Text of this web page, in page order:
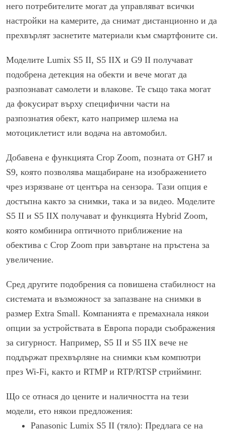
него потребителите могат да управляват всички
настройки на камерите, да снимат дистанционно и да
прехвърлят заснетите материали към смартфоните си.
Моделите Lumix S5 II, S5 IIX и G9 II получават
подобрена детекция на обекти и вече могат да
разпознават самолети и влакове. Те също така могат
да фокусират върху специфични части на
разпознатия обект, като например шлема на
мотоциклетист или водача на автомобил.
Добавена е функцията Crop Zoom, позната от GH7 и
S9, която позволява мащабиране на изображението
чрез изрязване от центъра на сензора. Тази опция е
достъпна както за снимки, така и за видео. Моделите
S5 II и S5 IIX получават и функцията Hybrid Zoom,
която комбинира оптичното приближение на
обектива с Crop Zoom при завъртане на пръстена за
увеличение.
Сред другите подобрения са повишена стабилност на
системата и възможност за запазване на снимки в
размер Extra Small. Компанията е премахнала някои
опции за устройствата в Европа поради съображения
за сигурност. Например, S5 II и S5 IIX вече не
поддържат прехвърляне на снимки към компютри
през Wi-Fi, както и RTMP и RTP/RTSP стрийминг.
Що се отнася до цените и наличността на тези
модели, ето някои предложения:
Panasonic Lumix S5 II (тяло): Предлага се на